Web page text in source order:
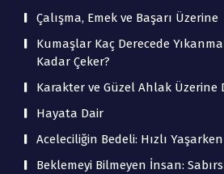
Çalışma, Emek ve Başarı Üzerine
Kumaşlar Kaç Derecede
Kadar Çeker?
Karakter ve Güzel Ahlak Üzerine
Hayata Dair
Aceleciliğin Bedeli: Hızlı
Beklemeyi Bilmeyen İnsan: